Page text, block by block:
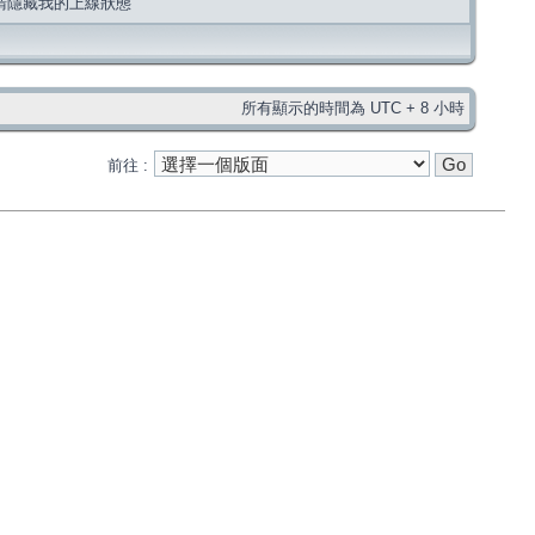
所有顯示的時間為 UTC + 8 小時
前往 :